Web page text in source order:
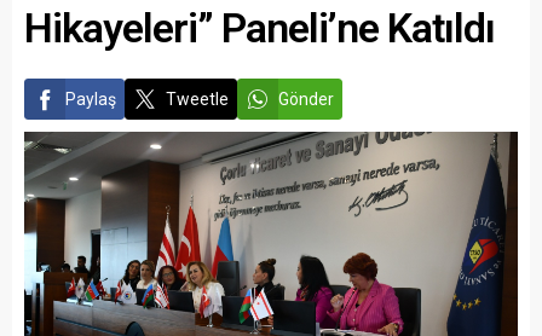
Hikayeleri” Paneli’ne Katıldı
Paylaş Tweetle Gönder